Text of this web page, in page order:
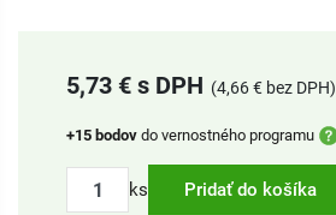
5,73 € s DPH (4,66 € bez DPH)
+15 bodov do vernostného programu
ks Pridať do košíka